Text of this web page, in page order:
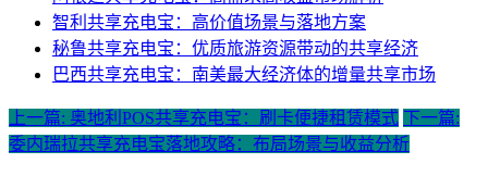
智利共享充电宝：高价值场景与落地方案
秘鲁共享充电宝：优质旅游资源带动的共享经济
巴西共享充电宝：南美最大经济体的增量共享市场
上一篇: 奥地利POS共享充电宝：刷卡便捷租赁模式 下一篇:
委内瑞拉共享充电宝落地攻略：布局场景与收益分析